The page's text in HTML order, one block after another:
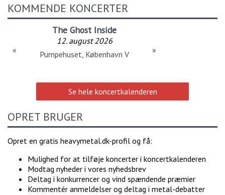
KOMMENDE KONCERTER
The Ghost Inside
12. august 2026
Pumpehuset, København V
« »
Se hele koncertkalenderen
OPRET BRUGER
Opret en gratis heavymetal.dk-profil og få:
Mulighed for at tilføje koncerter i koncertkalenderen
Modtag nyheder i vores nyhedsbrev
Deltag i konkurrencer og vind spændende præmier
Kommentér anmeldelser og deltag i metal-debatter